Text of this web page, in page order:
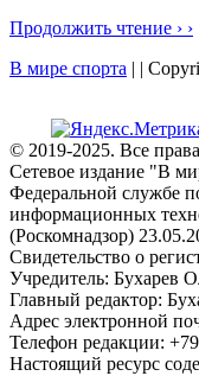
Продолжить чтение › ›
В мире спорта | |
© 2019-2025. Все
Сетевое издание "В
Федеральной службе
информационных
(Роскомнадзор)
Свидетельство о
Учредитель: Бухарев
Главный редактор:
Адрес электронной
Телефон редакции:
Настоящий ресурс